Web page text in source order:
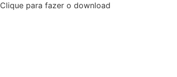
Clique para fazer o download